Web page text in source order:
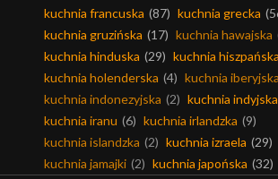
kuchnia francuska (87) kuchnia grecka
kuchnia gruzińska (17) kuchnia hawajska
kuchnia hinduska (29) kuchnia hiszpańska
kuchnia holenderska (4) kuchnia iberyjska
kuchnia indonezyjska (2) kuchnia indyjska
kuchnia iranu (6) kuchnia irlandzka (9)
kuchnia islandzka (2) kuchnia izraela (29)
kuchnia jamajki (2) kuchnia japońska (32)